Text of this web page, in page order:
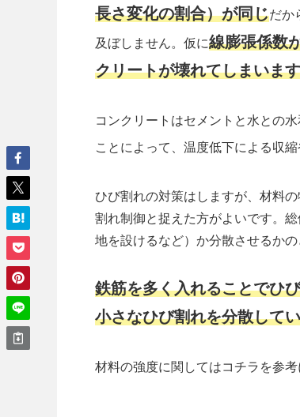
長さ変化の割合）が同じだか
及ぼしません。仮に線膨張係数
クリートが壊れてしまいま
コンクリートはセメントと水との
ことによって、温度低下による収
ひび割れの対策はしますが、材料
割れ制御と捉えた方がよいです。
地を設けるなど）か分散させるかの
鉄筋を多く入れることでひ
小さなひび割れを分散して
材料の強度に関してはコチラを参